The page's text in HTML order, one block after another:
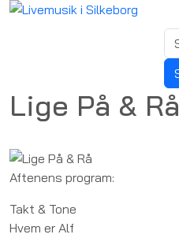
Lige På & Rå
Aftenens program:
Takt & Tone
Hvem er Alf